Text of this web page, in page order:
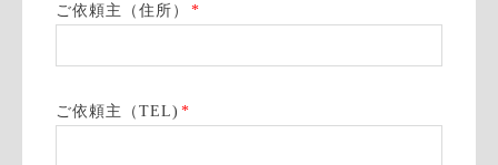
ご依頼主（住所） *
ご依頼主（TEL) *